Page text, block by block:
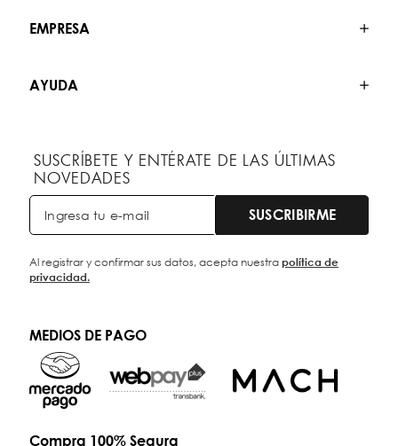
EMPRESA
AYUDA
SUSCRÍBETE Y ENTÉRATE DE LAS ÚLTIMAS
NOVEDADES
SUSCRIBIRME
Al registrar y confirmar sus datos, acepta nuestrapolítica de
privacidad.
MEDIOS DE PAGO
Compra 100% Segura